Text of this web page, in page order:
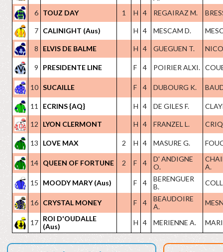
6 TOUZ DAY 1 H 4 REGAIRAZ M.
7 CALINIGHT (Aus) H 4 MESCAM D.
8 ELVIS DE BALME H 4 GUEGUEN T.
9 PRESIDENTE LINE F 4 POIRIER ALXI.
10 SUCAILLE F 4 DUBOURG K.
11 ECRINS {AQ} H 4 DE GILES F.
12 LYON CLERMONT H 4 FRANZEL L.
13 LOVE MAX 2 H 4 MASURE G.
14 QUEEN OF FORTUNE 2 F 4
D' ANDIGNE
O.
A.
15
MOODY MARY (Aus) F 4
BERENGUER
B.
16 CRYSTAL MONEY F 4
BEAUDOIRE
A.
17 ROI D'OUDALLE
(Aus)
H 4 MERIENNE A.